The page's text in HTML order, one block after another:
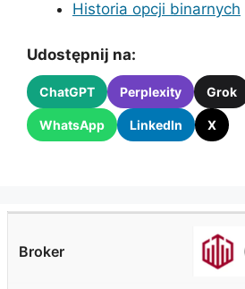
Historia opcji binarnych
Udostępnij na:
ChatGPT Perplexity Grok
WhatsApp LinkedIn X